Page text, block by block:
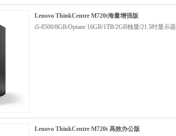
Lenovo ThinkCentre M720t海量增强版
i5-8500/8GB/Optane 16GB/1TB/2GB独显/21.5吋显示器
Lenovo ThinkCentre M720t 高效办公版